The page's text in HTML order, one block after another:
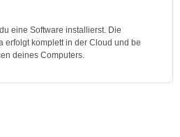
eine Software installierst. Die
erfolgt komplett in der Cloud und be
deines Computers.